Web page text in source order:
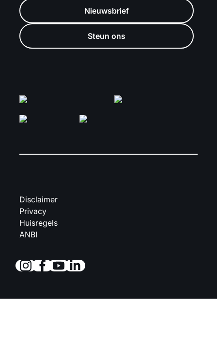
Nieuwsbrief
Steun ons
Disclaimer
Privacy
Huisregels
ANBI